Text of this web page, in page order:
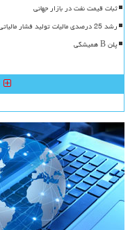
ثبات قیمت نفت در بازار جهانی
رشد 25 درصدی مالیات تولید فشار مالیاتی به سایر حوزه ها منتقل شد
پلن B همیشگی